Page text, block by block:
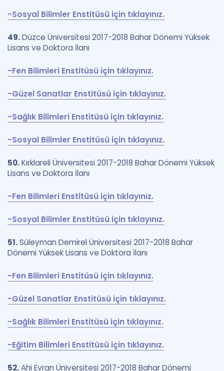
-Sosyal Bilimler Enstitüsü için tıklayınız.
49.Düzce Üniversitesi 2017-2018 Bahar Dönemi Yüksek
Lisans ve Doktora İlanı
-Fen Bilimleri Enstitüsü için tıklayınız.
-Güzel Sanatlar Enstitüsü için tıklayınız.
-Sağlık Bilimleri Enstitüsü için tıklayınız.
-Sosyal Bilimler Enstitüsü için tıklayınız.
50.Kırklareli Üniversitesi 2017-2018 Bahar Dönemi Yüksek
Lisans ve Doktora İlanı
-Fen Bilimleri Enstitüsü için tıklayınız.
-Sosyal Bilimler Enstitüsü için tıklayınız.
51.Süleyman Demirel Üniversitesi 2017-2018 Bahar
Dönemi Yüksek Lisans ve Doktora İlanı
-Fen Bilimleri Enstitüsü için tıklayınız.
-Güzel Sanatlar Enstitüsü için tıklayınız.
-Sağlık Bilimleri Enstitüsü için tıklayınız.
-Eğitim Bilimleri Enstitüsü için tıklayınız.
52.Ahi Evran Üniversitesi 2017-2018 Bahar Dönemi